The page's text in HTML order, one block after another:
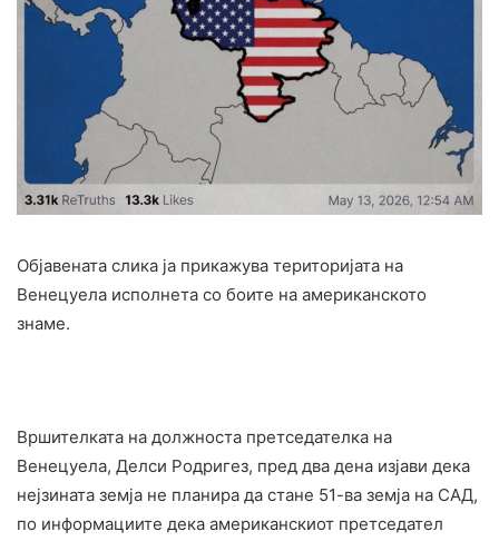
Објавената слика ја прикажува територијата на
Венецуела исполнета со боите на американското
знаме.
Вршителката на должноста претседателка на
Венецуела, Делси Родригез, пред два дена изјави дека
нејзината земја не планира да стане 51-ва земја на САД,
по информациите дека американскиот претседател